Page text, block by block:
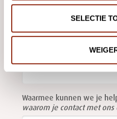
SELECTIE
Stuur ons eene-mail of gebruik
nemen we contact met je op.
Waarmee kunnen we je
waarom je contact met ons